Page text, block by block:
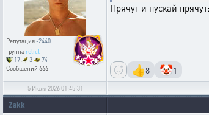
Репутация-2440
Группа relict
17
3
74
Сообщений 666
Прячут и пускай
👍8 🤡1
5 Июля 2026 01:45:31
Zakk